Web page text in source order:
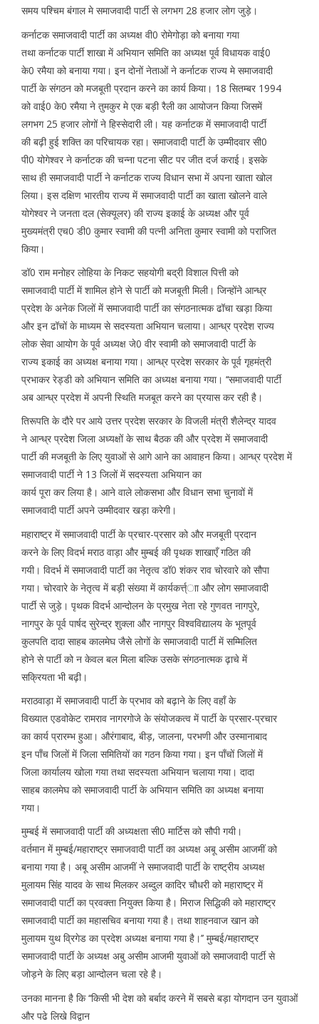
समय पश्चिम बंगाल मे समाजवादी पार्टी से लगभग 28 हजार लोग जुड़े।
कर्नाटक समाजवादी पार्टी का अध्यक्ष वी0 रोमेगोड़ा को बनाया गया
तथा कर्नाटक पार्टी शाखा में अभियान समिति का अध्यक्ष पूर्व विधायक वाई0
के0 रमैया को बनाया गया। इन दोनों नेताओं ने कर्नाटक राज्य मे समाजवादी
पार्टी के संगठन को मजबूती प्रदान करने का कार्य किया। 18 सितम्बर 1994
को वाई0 के0 रमैया ने तुमकुर मे एक बड़ी रैली का आयोजन किया जिसमें
लगभग 25 हजार लोगों ने हिस्सेदारी ली। यह कर्नाटक में समाजवादी पार्टी
की बढ़ी हुई शक्ति का परिचायक रहा। समाजवादी पार्टी के उम्मीदवार सी0
पी0 योगेश्वर ने कर्नाटक की चन्ना पटना सीट पर जीत दर्ज कराई। इसके
साथ ही समाजवादी पार्टी ने कर्नाटक राज्य विधान सभा में अपना खाता खोल
लिया। इस दक्षिण भारतीय राज्य में समाजवादी पार्टी का खाता खोलने वाले
योगेश्वर ने जनता दल (सेक्यूलर) की राज्य इकाई के अध्यक्ष और पूर्व
मुख्यमंत्री एच0 डी0 कुमार स्वामी की पत्नी अनिता कुमार स्वामी को पराजित
किया।
डॉ0 राम मनोहर लोहिया के निकट सहयोगी बद्री विशाल पित्ती को
समाजवादी पार्टी में शामिल होने से पार्टी को मजबूती मिली। जिन्होंने आन्ध्र
प्रदेश के अनेक जिलों में समाजवादी पार्टी का संगठनात्मक ढॉचा खड़ा किया
और इन ढॉचों के माध्यम से सदस्यता अभियान चलाया। आन्ध्र प्रदेश राज्य
लोक सेवा आयोग के पूर्व अध्यक्ष जे0 वीर स्वामी को समाजवादी पार्टी के
राज्य इकाई का अध्यक्ष बनाया गया। आन्ध्र प्रदेश सरकार के पूर्व गृहमंत्री
प्रभाकर रेड्डी को अभियान समिति का अध्यक्ष बनाया गया। ‘‘समाजवादी पार्टी
अब आन्ध्र प्रदेश में अपनी स्थिति मजबूत करने का प्रयास कर रही है।
तिरूपति के दौरे पर आये उत्तर प्रदेश सरकार के विजली मंत्री शैलेन्द्र यादव
ने आन्ध्र प्रदेश जिला अध्यक्षों के साथ बैठक की और प्रदेश में समाजवादी
पार्टी की मजबूती के लिए युवाओं से आगे आने का आवाहन किया। आन्ध्र प्रदेश में
समाजवादी पार्टी ने 13 जिलों में सदस्यता अभियान का
कार्य पूरा कर लिया है। आने वाले लोकसभा और विधान सभा चुनावों में
समाजवादी पार्टी अपने उम्मीदवार खड़ा करेगी।
महाराष्ट्र में समाजवादी पार्टी के प्रचार-प्रसार को और मजबूती प्रदान
करने के लिए विदर्भ मराठ वाड़ा और मुम्बई की पृथक शाखाएँ गठित की
गयी। विदर्भ में समाजवादी पार्टी का नेतृत्व डॉ0 शंकर राव चोरवारे को सौपा
गया। चोरवारे के नेतृत्व में बड़ी संख्या में कार्यकर्त्त्ाा और लोग समाजवादी
पार्टी से जुड़े। पृथक विदर्भ आन्दोलन के प्रमुख नेता रहे गुणवत नागपुरे,
नागपुर के पूर्व पार्षद सुरेन्द्र शुक्ला और नागपुर विश्वविद्यालय के भूतपूर्व
कुलपति दादा साहब कालमेघ जैसे लोगों के समाजवादी पार्टी में सम्मिलित
होने से पार्टी को न केवल बल मिला बल्कि उसके संगठनात्मक ढ़ाचे में
सक्रियता भी बढ़ी।
मराठवाड़ा में समाजवादी पार्टी के प्रभाव को बढ़ाने के लिए वहाँ के
विख्यात एडवोकेट रामराव नागरगोजे के संयोजकत्व में पार्टी के प्रसार-प्रचार
का कार्य प्रारम्भ हुआ। औरंगाबाद, बीड़, जालना, परभणी और उस्मानाबाद
इन पाँच जिलों में जिला समितियों का गठन किया गया। इन पाँचों जिलों में
जिला कार्यालय खोला गया तथा सदस्यता अभियान चलाया गया। दादा
साहब कालमेघ को समाजवादी पार्टी के अभियान समिति का अध्यक्ष बनाया
गया।
मुम्बई में समाजवादी पार्टी की अध्यक्षता सी0 मार्टिस को सौपी गयी।
वर्तमान में मुम्बई/महाराष्ट्र समाजवादी पार्टी का अध्यक्ष अबू असीम आजमीं को
बनाया गया है। अबू असीम आजमीं ने समाजवादी पार्टी के राष्ट्रीय अध्यक्ष
मुलायम सिंह यादव के साथ मिलकर अब्दुल कादिर चौधरी को महाराष्ट्र में
समाजवादी पार्टी का प्रवक्ता नियुक्त किया है। मिराज सिद्धिकी को महाराष्ट्र
समाजवादी पार्टी का महासचिव बनाया गया है। तथा शाहनवाज खान को
मुलायम युथ व्रिगेड का प्रदेश अध्यक्ष बनाया गया है।’’ मुम्बई/महाराष्ट्र
समाजवादी पार्टी के अध्यक्ष अबु असीम आजमी युवाओं को समाजवादी पार्टी से
जोड़ने के लिए बड़ा आन्दोलन चला रहे है।
उनका मानना है कि ‘‘किसी भी देश को बर्बाद करने में सबसे बड़ा योगदान उन युवाओं
और पढे लिखे विद्वान